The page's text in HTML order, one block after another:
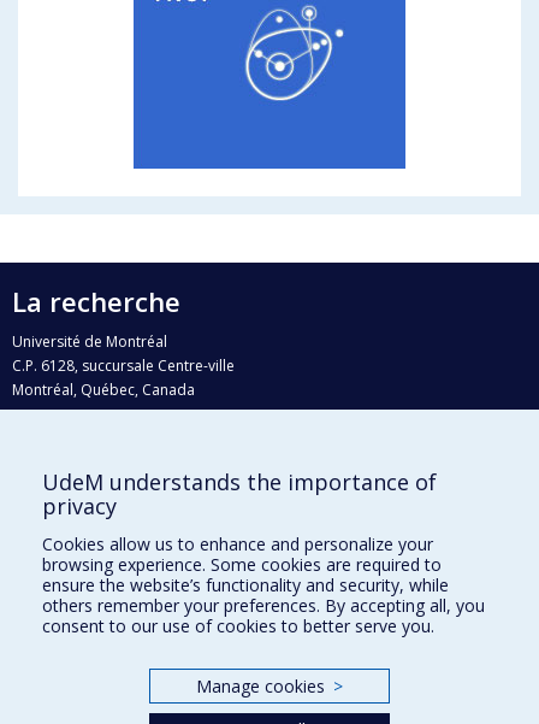
La recherche
Université de Montréal
C.P. 6128, succursale Centre-ville
Montréal, Québec, Canada
H3C 3J7
Qui fait quoi?
Nous trouver
Plan du site
Accessibilité
UdeM understands the importance of
privacy
Cookies allow us to enhance and personalize your
browsing experience. Some cookies are required to
ensure the website’s functionality and security, while
others remember your preferences. By accepting all, you
consent to our use of cookies to better serve you.
Manage cookies >